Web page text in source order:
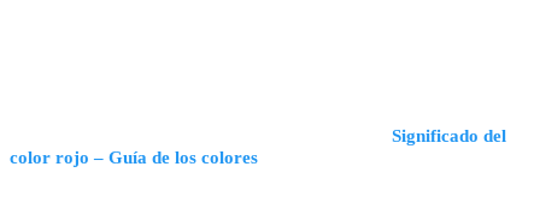
Significado del
color rojo – Guía de los colores